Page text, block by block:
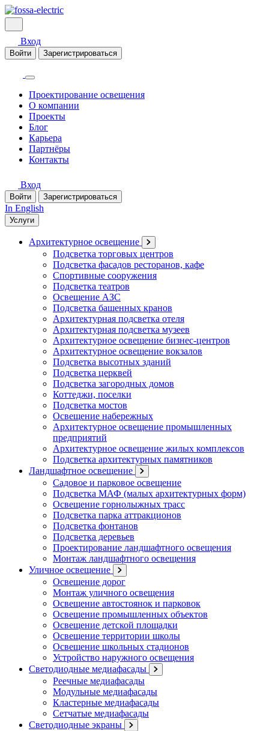
Вход
Войти Зарегистрироваться
Проектирование освещения
О компании
Проекты
Блог
Карьера
Партнёры
Контакты
Вход
Войти Зарегистрироваться
In English
Услуги
Архитектурное освещение
Подсветка торговых центров
Подсветка фасадов ресторанов, кафе
Спортивные сооружения
Подсветка театров
Освещение АЗС
Подсветка башенных кранов
Архитектурная подсветка отеля
Архитектурная подсветка музеев
Архитектурное освещение бизнес-центров
Архитектурное освещение вокзалов
Подсветка высотных зданий
Подсветка церквей
Подсветка загородных домов
Коттеджи, поселки
Подсветка мостов
Освещение набережных
Архитектурное освещение промышленных
предприятий
Архитектурное освещение жилых комплексов
Подсветка архитектурных памятников
Ландшафтное освещение
Садовое и парковое освещение
Подсветка МАФ (малых архитектурных форм)
Освещение горнолыжных трасс
Подсветка парка аттракционов
Подсветка фонтанов
Подсветка деревьев
Проектирование ландшафтного освещения
Монтаж ландшафтного освещения
Уличное освещение
Освещение дорог
Монтаж уличного освещения
Освещение автостоянок и парковок
Освещение промышленных объектов
Освещение детской площадки
Освещение территории школы
Освещение школьных стадионов
Устройство наружного освещения
Светодиодные медиафасады
Реечные медиафасады
Модульные медиафасады
Кластерные медиафасады
Сетчатые медиафасады
Светодиодные экраны